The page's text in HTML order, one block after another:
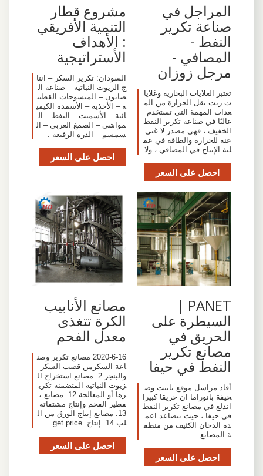
المراجل في
صناعة تكرير
النفط -
المصافي -
مرجل زوزان
تعتبر الغلايات البخارية وغلايا
ت زيت نقل الحرارة من الم
عدات المهمة التي تستخدم
غالبًا في صناعة تكرير النفط
الخفيف ، فهي مصدر لا غنى
عنه للحرارة والطاقة في عم
لية الإنتاج في المصافي ، ولا
احصل على السعر
مشروع قطار
التنمية الأفريقي
: الأهداف
الأستراتيجية
السودان: تكرير السكر – انتا
ج الزيوت النباتية – صناعة ال
صابون – المنسوجات القطني
ة – الأحذية – الأسمدة الكيمي
ائية – الأسمنت – النفط – ال
مواشي – الصمغ العربي – ال
سمسم – الذرة الرفيعة .
احصل على السعر
PANET |
السيطرة على
الحريق في
مصانع تكرير
النفط في حيفا
أفاد مراسل موقع بانيت وص
حيفة بانوراما ان حريقا كبيرا
اندلع في مصانع تكرير النفط
في حيفا ، حيث تتصاعد اعم
دة الدخان الكثيف من منطق
ة المصانع .
احصل على السعر
مصانع الأنابيب
الكرة تتغذى
معدل الفحم
2020-6-16 مصانع تكرير وصن
اعة السكرمن قصب السكر
والبنجر 2. مصانع استخراج ال
زيوت النباتية المتضمنة تكري
رها أو المعالجة 12. مصانع ت
قطير الفحم وإنتاج مشتقاته
13. مصانع إنتاج الورق من ال
لب 14. إنتاج. get price
احصل على السعر